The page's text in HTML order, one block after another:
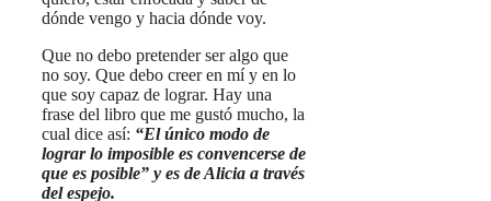
dónde vengo y hacia dónde voy.
Que no debo pretender ser algo que
no soy. Que debo creer en mí y en lo
que soy capaz de lograr. Hay una
frase del libro que me gustó mucho, la
cual dice así: “El único modo de
lograr lo imposible es convencerse de
que es posible” y es de Alicia a través
del espejo.